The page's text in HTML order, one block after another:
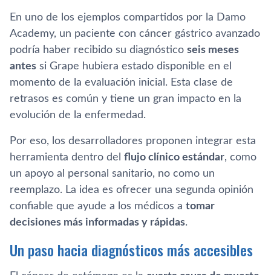
En uno de los ejemplos compartidos por la Damo
Academy, un paciente con cáncer gástrico avanzado
podría haber recibido su diagnóstico seis meses
antes si Grape hubiera estado disponible en el
momento de la evaluación inicial. Esta clase de
retrasos es común y tiene un gran impacto en la
evolución de la enfermedad.
Por eso, los desarrolladores proponen integrar esta
herramienta dentro del flujo clínico estándar, como
un apoyo al personal sanitario, no como un
reemplazo. La idea es ofrecer una segunda opinión
confiable que ayude a los médicos a tomar
decisiones más informadas y rápidas.
Un paso hacia diagnósticos más accesibles